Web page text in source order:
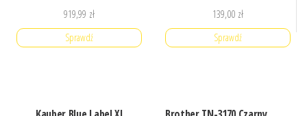
919,99 zł
Sprawdź
139,00 zł
Sprawdź